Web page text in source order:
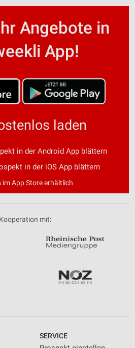
Angebote in
App!
laden
in der Android App blättern
in der iOS App blättern
im App Store erhältlich
mit:
SERVICE